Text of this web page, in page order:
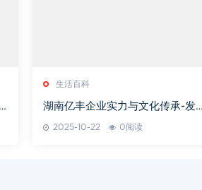
生活百科
湖南亿丰企业实力与文化传承-发
历程及市场地位分析
2025-10-22 0阅读